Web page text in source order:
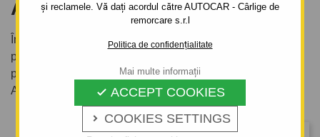
și reclamele. Vă dați acordul către AUTOCAR - Cârlige de
remorcare s.r.l
Politica de confidențialitate
 COOKIES SETTINGS
 ACCEPT COOKIES
Mai multe informații
ACOPERIȘUL MAȘINII
În oferta noastră veși găsi o gamă complexă de suporturi
pentru biciclete pe acoperișul mașinii din partea
producătorilor
TAURUSla cele mai bune prețuri - doar la
AutoCar.
Relevanta